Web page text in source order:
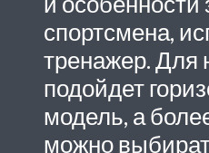
спортсмена,
тренажер.
подойдет
модель, а
можно